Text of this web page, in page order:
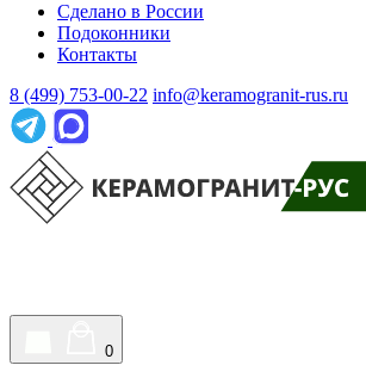
Сделано в России
Подоконники
Контакты
8 (499) 753-00-22 info@keramogranit-rus.ru
0